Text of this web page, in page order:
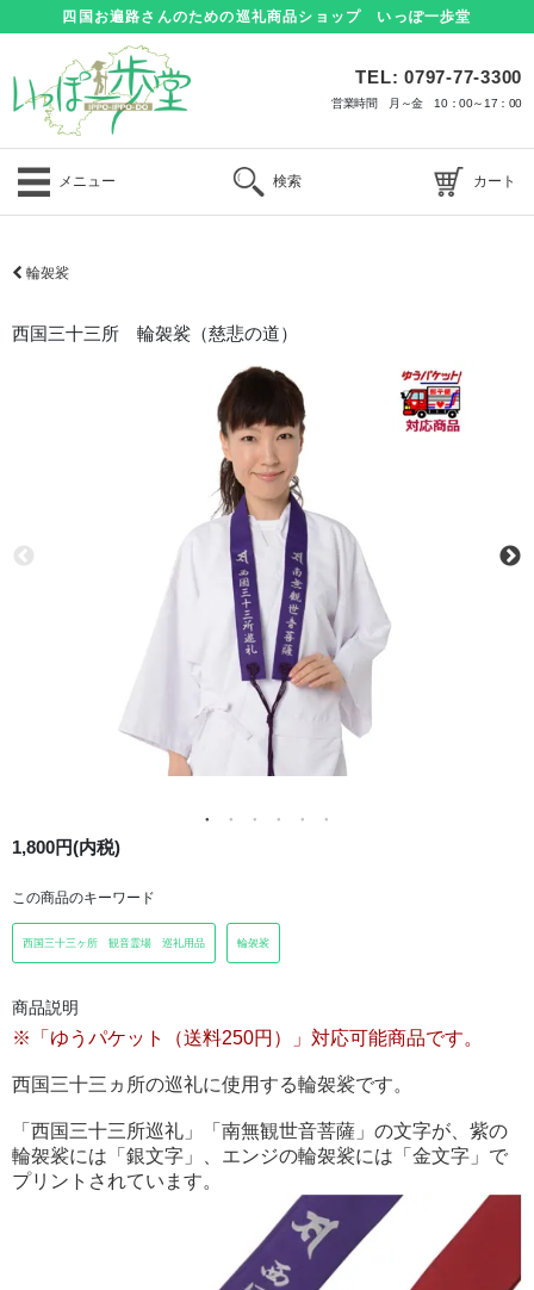
四国お遍路さんのための巡礼商品ショップ いっぽ一歩堂
TEL: 0797-77-3300
営業時間 月～金 10：00～17：00
メニュー 検索 カート
輪袈裟
西国三十三所 輪袈裟（慈悲の道）
1,800円(内税)
この商品のキーワード
西国三十三ヶ所 観音霊場 巡礼用品 輪袈裟
商品説明
※「ゆうパケット（送料250円）」対応可能商品です。
西国三十三ヵ所の巡礼に使用する輪袈裟です。
「西国三十三所巡礼」「南無観世音菩薩」の文字が、紫の
輪袈裟には「銀文字」、エンジの輪袈裟には「金文字」で
プリントされています。